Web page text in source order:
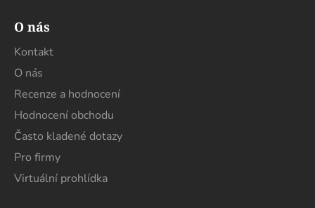
O nás
Kontakt
O nás
Recenze a hodnocení
Hodnocení obchodu
Často kladené dotazy
Pro firmy
Virtuální prohlídka